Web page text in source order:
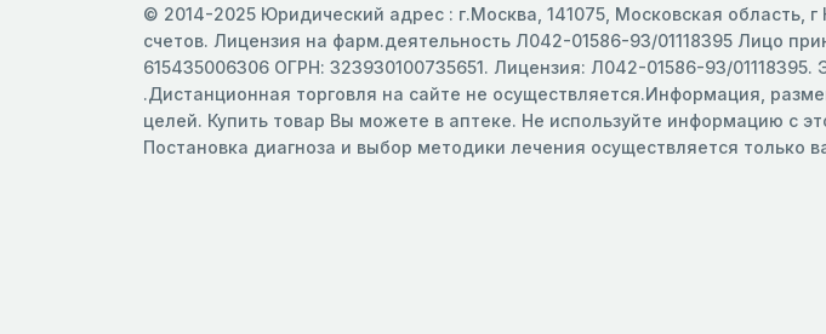
© 2014-2025 Юридический адрес : г.Москва, 141075, Московская область,
счетов. Лицензия на фарм.деятельность Л042-01586-93/01118395 Лицо
615435006306 ОГРН: 323930100735651. Лицензия: Л042-01586-93/
.Дистанционная торговля на сайте не осуществляется.Информация,
целей. Купить товар Вы можете в аптеке. Не используйте информацию с
Постановка диагноза и выбор методики лечения осуществляется только